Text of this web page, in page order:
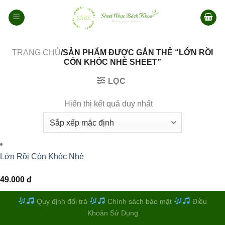
qua
TRANG CHỦ/SẢN PHẨM ĐƯỢC GẮN THẺ “LỚN RỒI
CÒN KHÓC NHÈ SHEET”
LỌC
Hiển thị kết quả duy nhất
Lớn Rồi Còn Khóc Nhè
49.000 đ
Quy định đổi trả Chính sách bảo mật
Điều
Khoản Sử Dụng